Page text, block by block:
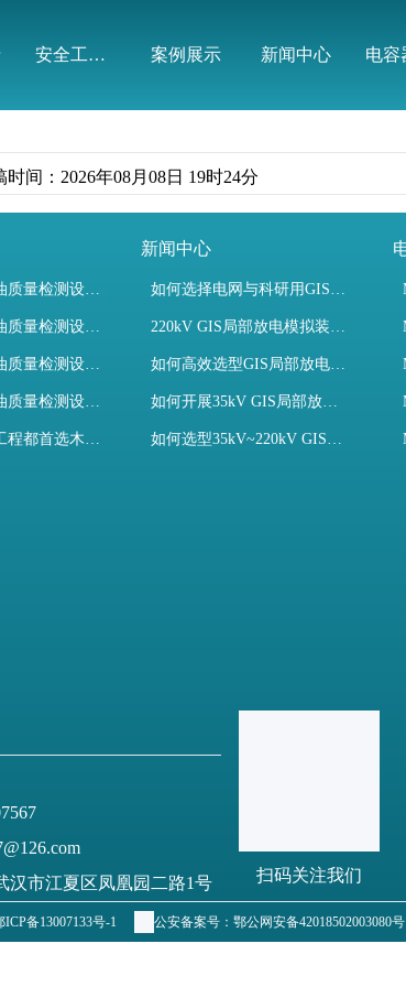
安全工器具 案例展示 新闻中心 电容器（电流、电
时间：2026年08月08日 19时24分
设备有哪些优势？
设备如何维护？
设备包括哪些？
设备如何选型？
气成套电力测试设备？
新闻中心
如何选择电网与科研用GIS局部放电模拟装置？
220kV GIS局部放电模拟装置试验如何开展？
如何高效选型GIS局部放电模拟装置？
如何开展35kV GIS局部放电模拟装置检测试验与选型
如何选型35kV~220kV GIS局部放电模拟装置？
汉市江夏区凤凰园二路1号
扫码关注我们
ICP备13007133号-1 公安备案号： 鄂公网安备42018502003080号